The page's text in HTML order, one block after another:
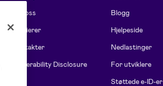
Om oss
Karrierer
Kontakter
Vulnerability Disclosure
Blogg
Hjelpeside
Nedlastinger
For utviklere
Støttede e-ID-er